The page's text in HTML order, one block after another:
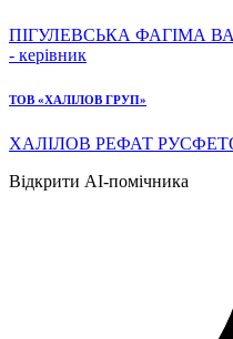
ПІГУЛЕВСЬКА ФАГІМА
- керівник
ТОВ «ХАЛІЛОВ ГРУП»
ХАЛІЛОВ РЕФАТ
Відкрити AI-помічника